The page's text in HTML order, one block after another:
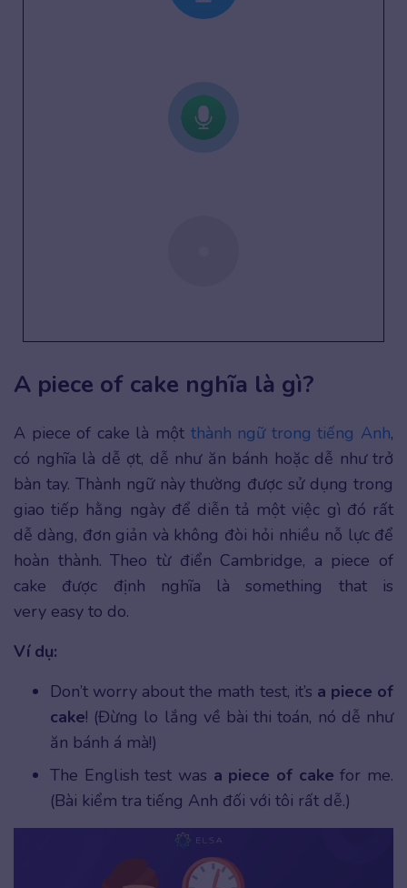
A piece of cake nghĩa là gì?
A piece of cake là một thành ngữ trong tiếng Anh,
có nghĩa là dễ ợt, dễ như ăn bánh hoặc dễ như trở
bàn tay. Thành ngữ này thường được sử dụng trong
giao tiếp hằng ngày để diễn tả một việc gì đó rất
dễ dàng, đơn giản và không đòi hỏi nhiều nỗ lực để
hoàn thành. Theo từ điển Cambridge, a piece of
cake được định nghĩa là something that is
very easy to do.
Ví dụ:
Don’t worry about the math test, it’s a piece of
cake! (Đừng lo lắng về bài thi toán, nó dễ như
ăn bánh á mà!)
The English test was a piece of cake for me.
(Bài kiểm tra tiếng Anh đối với tôi rất dễ.)